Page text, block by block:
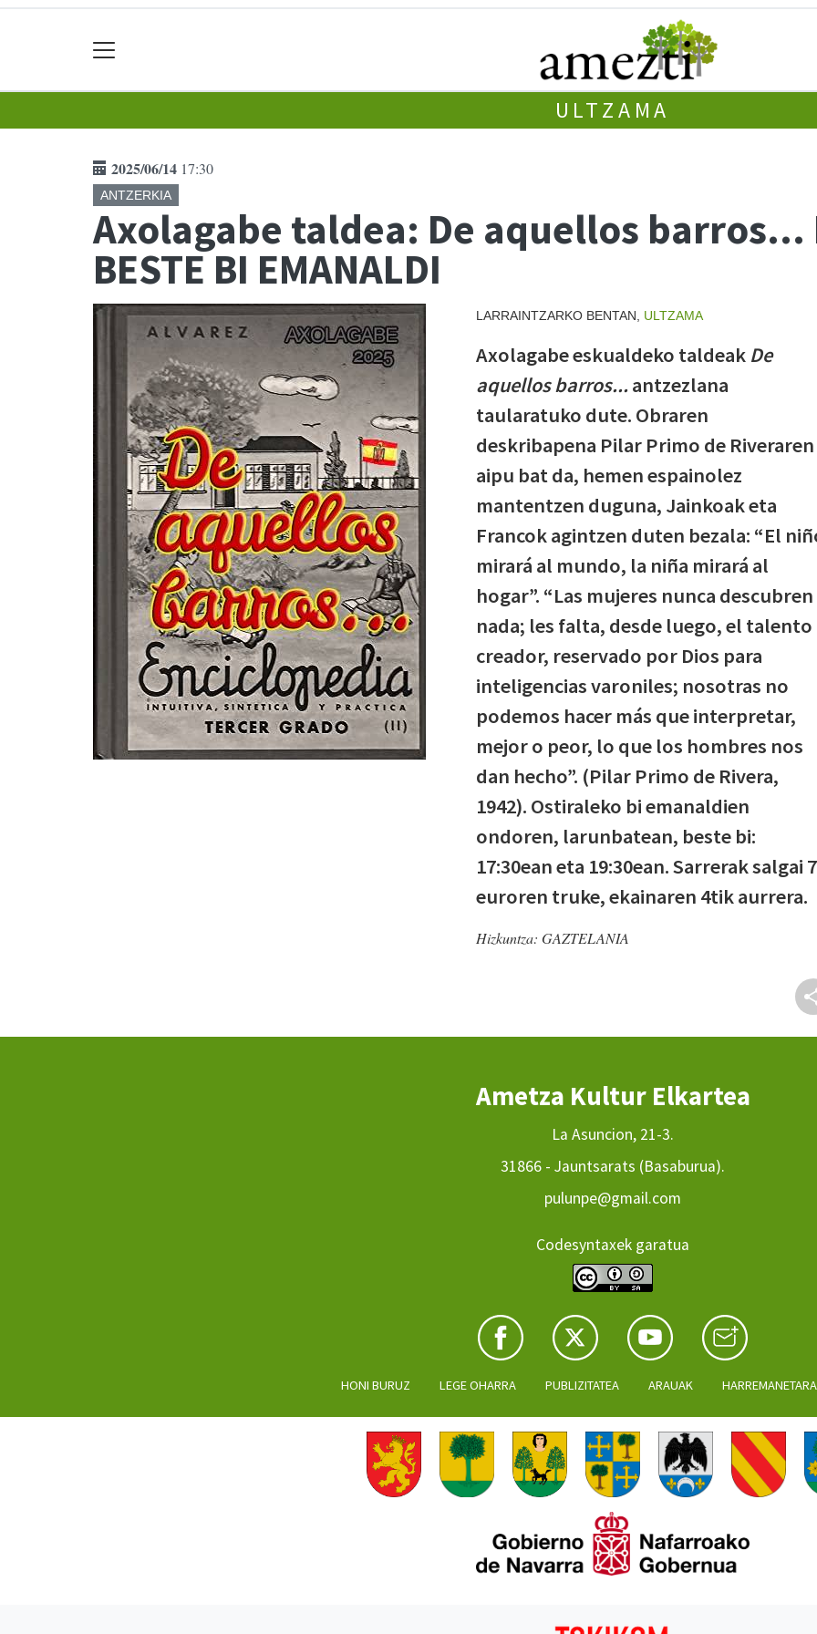
ULTZAMA
2025/06/14 17:30
ANTZERKIA
Axolagabe taldea: De aquellos barros...
BESTE BI EMANALDI
LARRAINTZARKO BENTAN, ULTZAMA
Axolagabe eskualdeko taldeak De
aquellos barros... antzezlana
taularatuko dute. Obraren
deskribapena Pilar Primo de Riveraren
aipu bat da, hemen espainolez
mantentzen duguna, Jainkoak eta
Francok agintzen duten bezala: “El
mirará al mundo, la niña mirará al
hogar”. “Las mujeres nunca descubren
nada; les falta, desde luego, el talento
creador, reservado por Dios para
inteligencias varoniles; nosotras no
podemos hacer más que interpretar,
mejor o peor, lo que los hombres nos
dan hecho”. (Pilar Primo de Rivera,
1942). Ostiraleko bi emanaldien
ondoren, larunbatean, beste bi:
17:30ean eta 19:30ean. Sarrerak salgai 7
euroren truke, ekainaren 4tik aurrera.
Hizkuntza: GAZTELANIA
Ametza Kultur Elkartea
La Asuncion, 21-3.
31866 - Jauntsarats (Basaburua).
pulunpe@gmail.com
Codesyntaxek garatua
HONI BURUZ LEGE OHARRA PUBLIZITATEA ARAUAK